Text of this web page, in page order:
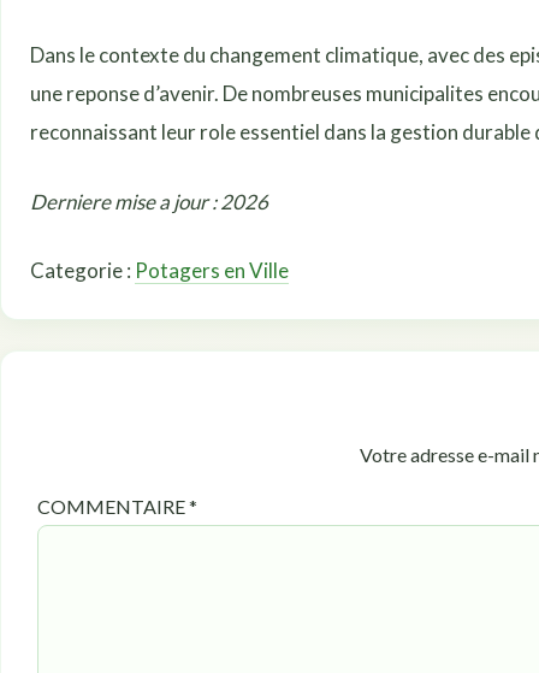
Dans le contexte du changement climatique, avec des
une reponse d’avenir. De nombreuses municipalites
reconnaissant leur role essentiel dans la gestion durable
Derniere mise a jour : 2026
Categorie : Potagers en Ville
Votre adresse e-mail
COMMENTAIRE*